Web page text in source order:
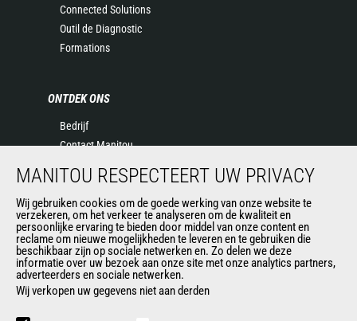
Connected Solutions
Outil de Diagnostic
Formations
ONTDEK ONS
Bedrijf
Contact Manitou
Evenementen
Nieuws
Geschiedenis
General Terms and Conditions of Sale
ANDERE GROEPSSITES
MANITOU RESPECTEERT UW PRIVACY
Wij gebruiken cookies om de goede werking van onze website te
verzekeren, om het verkeer te analyseren om de kwaliteit en
persoonlijke ervaring te bieden door middel van onze content en
reclame om nieuwe mogelijkheden te leveren en te gebruiken die
beschikbaar zijn op sociale netwerken en. Zo delen we deze
informatie over uw bezoek aan onze site met onze analytics partners,
adverteerders en sociale netwerken.
Wij verkopen uw gegevens niet aan derden